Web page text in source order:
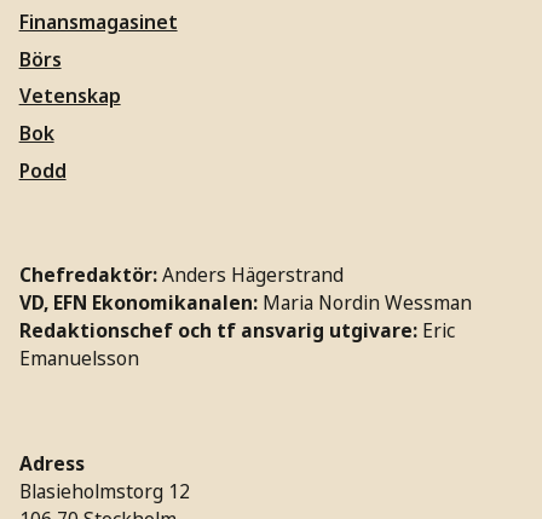
Finansmagasinet
Börs
Vetenskap
Bok
Podd
Chefredaktör:Anders Hägerstrand
VD, EFN Ekonomikanalen: Maria Nordin Wessman
Redaktionschef och tf ansvarig utgivare: Eric
Emanuelsson
Adress
Blasieholmstorg 12